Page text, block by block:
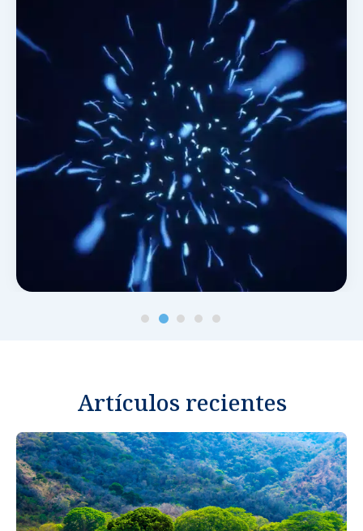
Noticias y blog
Artículos recientes